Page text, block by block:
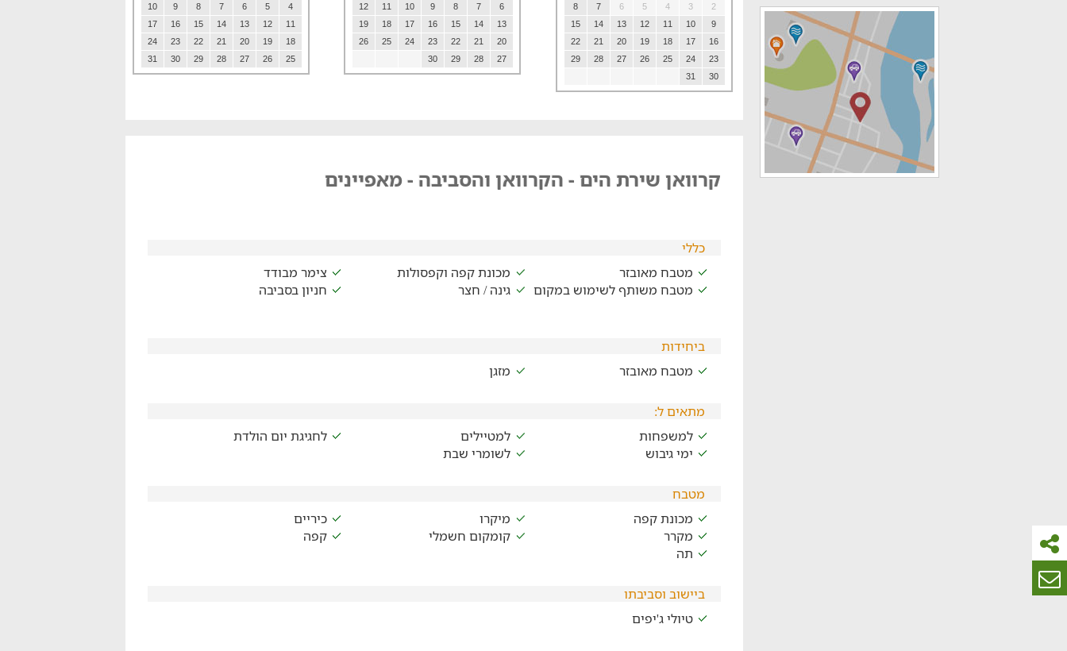
2
3
4
5
6
7
8
9
10
11
12
13
14
15
16
17
18
19
20
21
22
23
24
25
26
27
28
29
30
31
6
7
8
9
10
11
12
13
14
15
16
17
18
19
20
21
22
23
24
25
26
27
28
29
30
4
5
6
7
8
9
10
11
12
13
14
15
16
17
18
19
20
21
22
23
24
25
26
27
28
29
30
31
קרוואן שירת הים - הקרוואן והסביבה - מאפיינים
כללי
מטבח מאובזר
מכונת קפה וקפסולות
צימר מבודד
מטבח משותף לשימוש במקום
גינה / חצר חניון בסביבה
ביחידות
מטבח מאובזר
מזגן
מתאים ל:
למשפחות
למטיילים
לחגיגת יום הולדת
ימי גיבוש
לשומרי שבת
מטבח
מכונת קפה
מיקרו
כיריים
מקרר
קומקום חשמלי
קפה
תה
ביישוב וסביבתו
טיולי ג'יפים